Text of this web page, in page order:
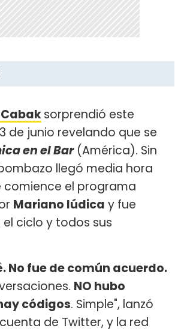
sorprendió este
de junio revelando que se
en el Bar(América). Sin
llegó media hora
comience el programa
Mariano Iúdica y fue
ciclo y todos sus
No fue de común acuerdo.
NO hubo
códigos. Simple", lanzó
de Twitter, y la red